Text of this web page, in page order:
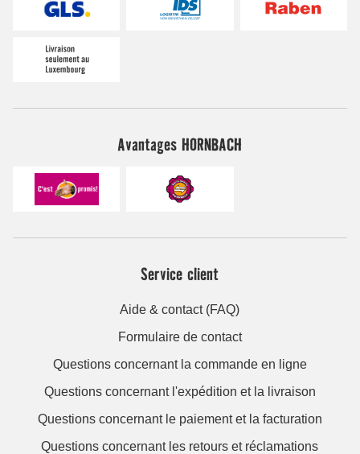
Avantages HORNBACH
Service client
Aide & contact (FAQ)
Formulaire de contact
Questions concernant la commande en ligne
Questions concernant l'expédition et la livraison
Questions concernant le paiement et la facturation
Questions concernant les retours et réclamations